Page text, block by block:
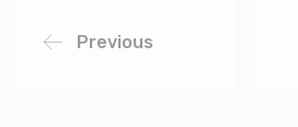
Previous